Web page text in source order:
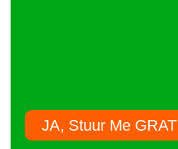
JA, Stuur Me